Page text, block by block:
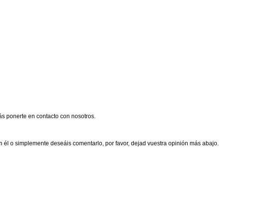
ponerte en contacto con nosotros.
o simplemente deseáis comentarlo, por favor, dejad vuestra opinión más abajo.